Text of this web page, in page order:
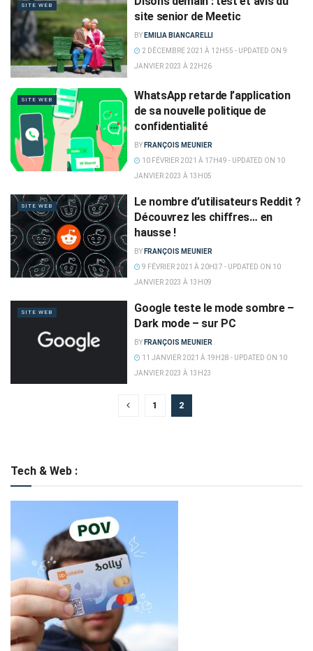
SITE WEB
site senior de Meetic
BY EMILIA BIANCARELLI
2 DÉCEMBRE 2021 À 12H55 - UPDATED ON 9
JANVIER 2023 À 22H26
SITE WEB
WhatsApp retarde l’application
de sa nouvelle politique de
confidentialité
BY FRANÇOIS MEUNIER
10 FÉVRIER 2021 À 17H49 - UPDATED ON 10
JANVIER 2023 À 13H05
SITE WEB
Le nombre d’utilisateurs Reddit ?
Découvrez les chiffres… en
hausse !
BY FRANÇOIS MEUNIER
9 FÉVRIER 2021 À 20H37 - UPDATED ON 10
JANVIER 2023 À 13H09
SITE WEB
Google teste le mode sombre –
Dark mode – sur PC
BY FRANÇOIS MEUNIER
11 JANVIER 2021 À 19H28 - UPDATED ON 10
JANVIER 2023 À 13H23
1 2
Tech & Web :